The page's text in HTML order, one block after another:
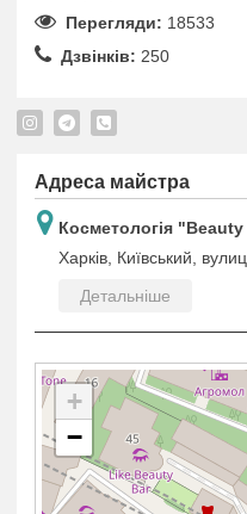
Перегляди: 18533
Дзвінків: 250
Адреса майстра
Косметологія
Харків, Київський,
Детальніше
+
−